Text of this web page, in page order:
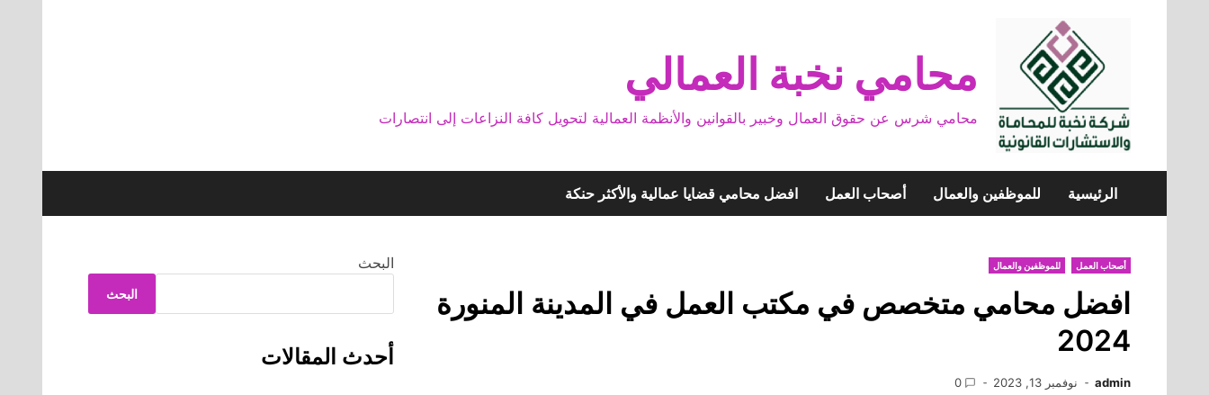
محامي نخبة العمالي
محامي شرس عن حقوق العمال وخبير بالقوانين والأنظمة العمالية لتحويل كافة النزاعات إلى انتصارات
الرئيسية للموظفين والعمال أصحاب العمل افضل محامي قضايا عمالية والأكثر حنكة
أصحاب العمل للموظفين والعمال
افضل محامي متخصص في مكتب العمل في المدينة المنورة
2024
admin نوفمبر 13, 2023 0
البحث
البحث
أحدث المقالات